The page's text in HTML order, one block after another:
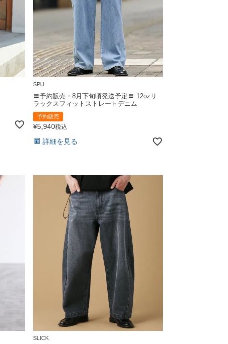
SPU
〓予約販売・8月下旬頃発送予定〓 12ozリ
ラックスフィットストレートデニム
予約販売
¥5,940税込
詳細を見る
SLICK